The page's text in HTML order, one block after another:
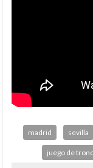
madrid sevilla
juego de